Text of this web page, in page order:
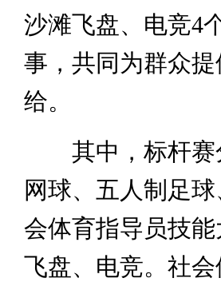
沙滩飞盘、电竞4
事，共同为群众
给。
其中，标杆赛
网球、五人制足
会体育指导员技
飞盘、电竞。社